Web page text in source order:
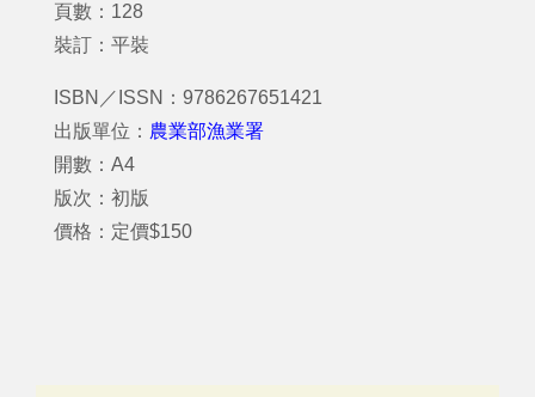
頁數：128
裝訂：平裝
ISBN／ISSN：9786267651421
出版單位： 農業部漁業署
開數：A4
版次：初版
價格：定價$150